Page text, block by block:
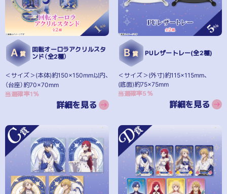
A 賞
回転オーロラアクリルスタ
ンド（全2種）
＜サイズ＞(本体)約150×150mm以内、
（台座）約70×70mm
当選確率1％
詳細を見る
B 賞 PUレザートレー(全2種)
＜サイズ＞(外寸)約115×115mm、
(底面)約75×75mm
当選確率5％
詳細を見る